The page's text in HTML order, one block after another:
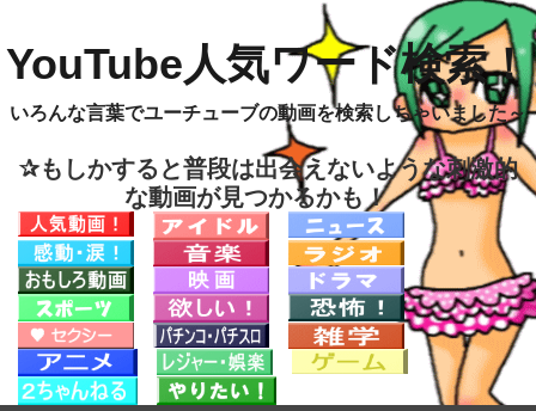
YouTube人気ワード検索！
いろんな言葉でユーチューブの動画を検索しちゃいました～
✰もしかすると普段は出会えないような刺激的
な動画が見つかるかも！